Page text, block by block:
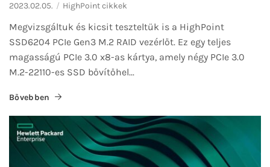
2023.02.05. HighPoint cikkek
Megvizsgáltuk és kicsit teszteltük is a HighPoint
SSD6204 PCIe Gen3 M.2 RAID vezérlőt. Ez egy teljes
magasságú PCIe 3.0 x8-as kártya, amely négy PCIe 3.0
M.2-22110-es SSD bővítőhel...
Bővebben